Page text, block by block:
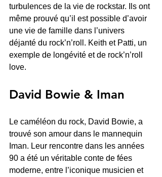
turbulences de la vie de rockstar. Ils ont
même prouvé qu’il est possible d’avoir
une vie de famille dans l’univers
déjanté du rock’n’roll. Keith et Patti, un
exemple de longévité et de rock’n’roll
love.
David Bowie & Iman
Le caméléon du rock, David Bowie, a
trouvé son amour dans le mannequin
Iman. Leur rencontre dans les années
90 a été un véritable conte de fées
moderne, entre l’iconique musicien et